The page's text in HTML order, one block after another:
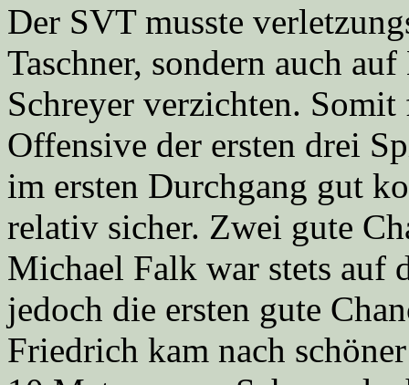
Der SVT musste
Taschner, sondern auch
Schreyer verzichten.
Offensive der ersten drei
im ersten Durchgang gut
relativ sicher. Zwei gute
Michael Falk war stets auf
jedoch die ersten gute
Friedrich kam nach